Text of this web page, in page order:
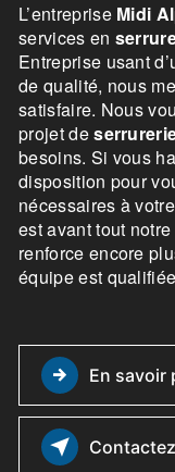
L’entreprise Midi
services en
Entreprise usant
de qualité, nous
satisfaire. Nous
projet de
besoins. Si vous
disposition pour
nécessaires à
est avant tout
renforce encore
équipe est
En savoir